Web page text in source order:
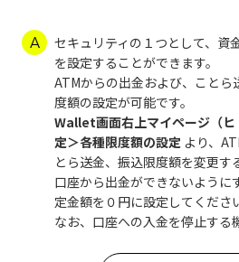
セキュリティの１つとして、資
を設定することができます。
ATMからの出金および、ことら
度額の設定が可能です。
Wallet画面右上マイページ（ヒ
定＞各種限度額の設定 より、
とら送金、振込限度額を変更す
口座から出金ができないように
定金額を０円に設定してくださ
なお、口座への入金を停止する